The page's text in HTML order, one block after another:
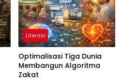
Literasi
Optimalisasi Tiga Dunia
Membangun Algoritma
Zakat